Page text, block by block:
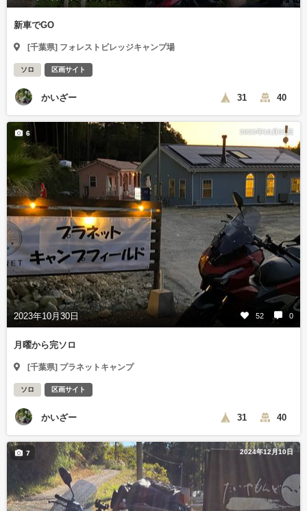
新車でGO
[千葉県] フォレストビレッジキャンプ場
ソロ 区画サイト
かいざー 31 40
2023年10月31日
2023年10月30日 52 0
6
月曜から完ソロ
[千葉県] プラネットキャンプ
ソロ 区画サイト
かいざー 31 40
2024年12月10日
7